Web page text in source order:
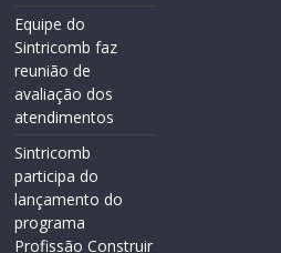
Equipe do
Sintricomb faz
reunião de
avaliação dos
atendimentos
Sintricomb
participa do
lançamento do
programa
Profissão Construir